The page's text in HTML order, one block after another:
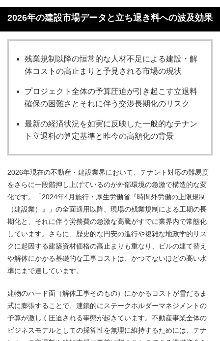
2026年の建設市場データと立ち退き料への波及効果
残業規制以降の恒常的な人材不足による建設・解
体コストの高止まりと予見される市場の現状
プロジェクト全体の予算圧迫が引き起こす立退料
確保の困難さとそれに伴う交渉長期化のリスク
最新の経済状況を如実に反映した一般的なテナン
ト立退料の算定基準と昨今の高額化の背景
2026年現在の不動産・建設業界において、テナント対応の難易度
をさらに一段階押し上げているのが外部環境の急激で構造的な変
化です。「2024年4月施行・厚生労働省『時間外労働の上限規制
（建設業）』」の全面適用以降、現場の残業規制による工期の長
期化と、それに伴う労務費の急激な高騰がすでに業界内で常態化
しています。さらに、歴史的な円安の進行や複雑な地政学的リス
クに起因する建築資材価格の高止まりも重なり、ビルの建て替え
や解体にかかる基礎的な工事コストは、かつてないほどの高い水
準にまで達しています。
建物のハード面（解体工事そのもの）にかかるコストが雪だるま
式に膨張することで、連鎖的にステークホルダーマネジメントの
予算が激しく圧迫される事態が起きています。不動産事業全体の
ビジネスモデルとしての採算性を無理に維持するためには、テナ